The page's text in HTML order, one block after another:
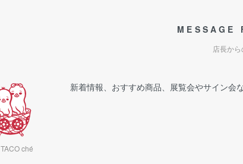
MESSAGE
店長か
TACO ché
新着情報、おすすめ商品、展覧会やサイン会